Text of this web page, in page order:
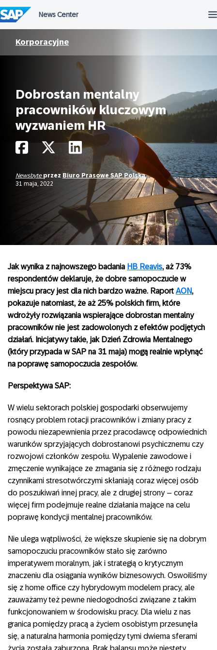
do
treści
Korporacyjne
Dobrostan mentalny
pracowników kluczowym
wyzwaniem HR
Newsbyte przez Biuro Prasowe SAP Polska
31 maja, 2022
Jak wynika z najnowszego badania HB Reavis, aż 73%
respondentów deklaruje, że dobre samopoczucie w
miejscu pracy jest dla nich bardzo ważne. Raport AON,
pokazuje natomiast, że aż 25% polskich firm, które
wdrożyły rozwiązania wspierające dobrostan mentalny
pracowników nie jest zadowolonych z efektów podjętych
działań. Inicjatywy takie, jak Dzień Zdrowia Mentalnego
(który przypada w SAP na 31 maja) mogą realnie wpłynąć
na poprawę samopoczucia zespołów.
Perspektywa SAP:
W wielu sektorach polskiej gospodarki obserwujemy
rosnący problem rotacji pracowników i zmiany pracy z
powodu niezapewnienia przez pracodawcę odpowiednich
warunków sprzyjających dobrostanowi psychicznemu czy
rozwojowi członków zespołu. Wypalenie zawodowe i
zmęczenie wynikające ze zmagania się z różnego rodzaju
czynnikami stresotwórczymi skłaniają coraz więcej osób
do poszukiwań innej pracy, ale z drugiej strony – coraz
więcej firm podejmuje realne działania mające na celu
poprawę kondycji mentalnej pracowników.
Nie ulega wątpliwości, że większe skupienie się na dobrym
samopoczuciu pracowników stało się zarówno
imperatywem moralnym, jak i strategią o krytycznym
znaczeniu dla osiągania wyników biznesowych. Oswoiliśmy
się z home office czy hybrydowym modelem pracy, ale
zauważamy też pewne niedogodności związane z takim
funkcjonowaniem w środowisku pracy. Dla wielu z nas
granica pomiędzy pracą a życiem osobistym przesunęła
się, a naturalna harmonia pomiędzy tymi dwiema sferami
życia została zaburzona. Brak balansu może niestety